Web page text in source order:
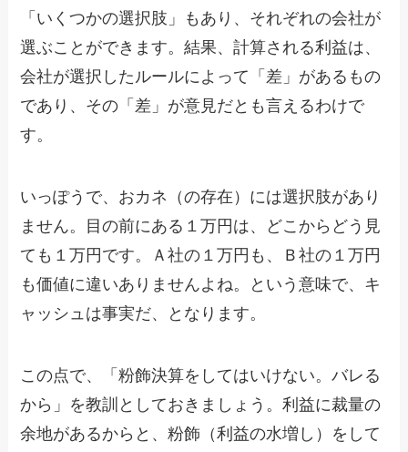
「いくつかの選択肢」もあり、それぞれの会社が
選ぶことができます。結果、計算される利益は、
会社が選択したルールによって「差」があるもの
であり、その「差」が意見だとも言えるわけで
す。
いっぽうで、おカネ（の存在）には選択肢があり
ません。目の前にある１万円は、どこからどう見
ても１万円です。Ａ社の１万円も、Ｂ社の１万円
も価値に違いありませんよね。という意味で、キ
ャッシュは事実だ、となります。
この点で、「粉飾決算をしてはいけない。バレる
から」を教訓としておきましょう。利益に裁量の
余地があるからと、粉飾（利益の水増し）をして